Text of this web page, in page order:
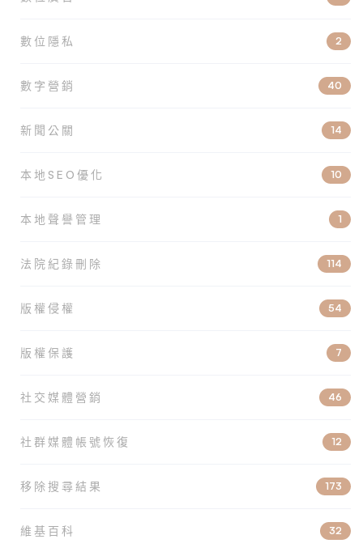
數位隱私 2
數字營銷 40
新聞公關 14
本地SEO優化 10
本地聲譽管理 1
法院紀錄刪除 114
版權侵權 54
版權保護 7
社交媒體營銷 46
社群媒體帳號恢復 12
移除搜尋結果 173
維基百科 32